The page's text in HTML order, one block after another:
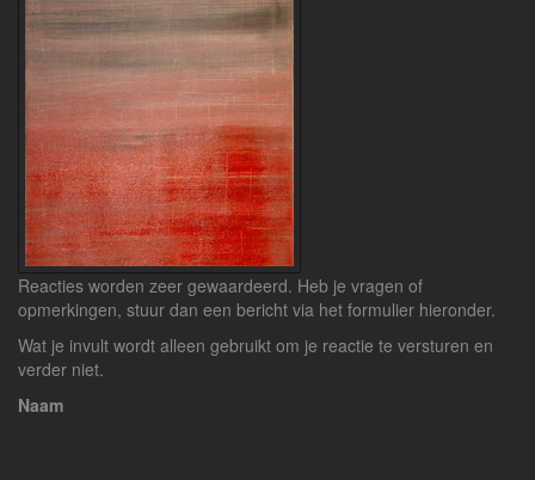
Reacties worden zeer gewaardeerd. Heb je vragen of
opmerkingen, stuur dan een bericht via het formulier hieronder.
Wat je invult wordt alleen gebruikt om je reactie te versturen en
verder niet.
Naam